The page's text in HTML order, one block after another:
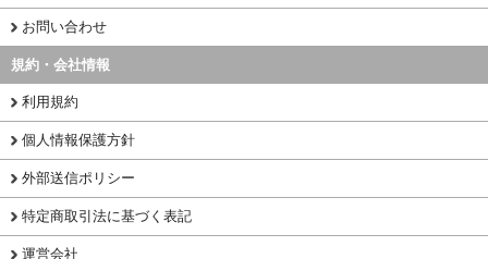
お問い合わせ
規約・会社情報
利用規約
個人情報保護方針
外部送信ポリシー
特定商取引法に基づく表記
運営会社